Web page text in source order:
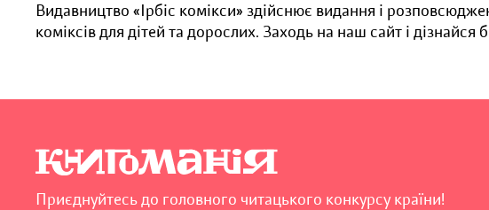
Видавництво «Ірбіс комікси» здійснює видання і
коміксів для дітей та дорослих. Заходь на наш сайт і
Приєднуйтесь до головного читацького конкурсу країни!